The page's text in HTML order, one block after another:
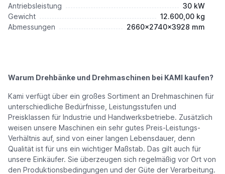
Antriebsleistung
30 kW
Gewicht
12.600,00 kg
Abmessungen
2660x2740x3928 mm
Warum Drehbänke und Drehmaschinen bei KAMI kaufen?
Kami verfügt über ein großes Sortiment an Drehmaschinen für
unterschiedliche Bedürfnisse, Leistungsstufen und
Preisklassen für Industrie und Handwerksbetriebe. Zusätzlich
weisen unsere Maschinen ein sehr gutes Preis-Leistungs-
Verhältnis auf, sind von einer langen Lebensdauer, denn
Qualität ist für uns ein wichtiger Maßstab. Das gilt auch für
unsere Einkäufer. Sie überzeugen sich regelmäßig vor Ort von
den Produktionsbedingungen und der Güte der Verarbeitung.